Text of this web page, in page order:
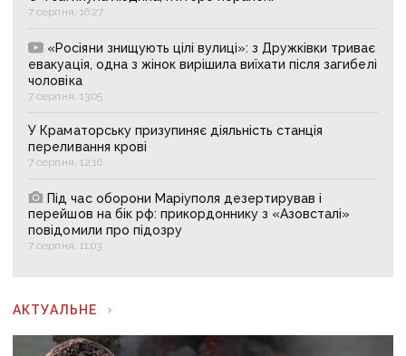
7 серпня, 16:27
«Росіяни знищують цілі вулиці»: з Дружківки триває
евакуація, одна з жінок вирішила виїхати після загибелі
чоловіка
7 серпня, 13:05
У Краматорську призупиняє діяльність станція
переливання крові
7 серпня, 12:16
Під час оборони Маріуполя дезертирував і
перейшов на бік рф: прикордоннику з «Азовсталі»
повідомили про підозру
7 серпня, 11:03
АКТУАЛЬНЕ